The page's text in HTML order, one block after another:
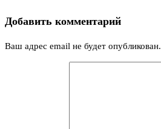
Добавить комментарий
Ваш адрес email не будет опубликован.